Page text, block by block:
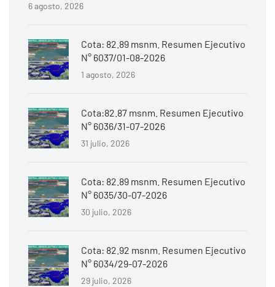
6 agosto, 2026
Cota: 82.89 msnm. Resumen Ejecutivo
N° 6037/01-08-2026
1 agosto, 2026
Cota:82.87 msnm. Resumen Ejecutivo
N° 6036/31-07-2026
31 julio, 2026
Cota: 82.89 msnm. Resumen Ejecutivo
N° 6035/30-07-2026
30 julio, 2026
Cota: 82.92 msnm. Resumen Ejecutivo
N° 6034/29-07-2026
29 julio, 2026